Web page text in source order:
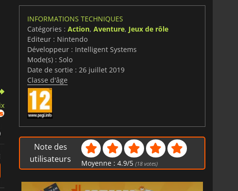
à voir Sothis, la mystérieuse fille invisible pour tous, à part
est développé par Intelligent Systems et Koei Tecmo
INFORMATIONS TECHNIQUES
Catégories : Action, Aventure, Jeux de rôle
Editeur : Nintendo
Développeur : Intelligent Systems
Mode(s) : Solo
Date de sortie : 26 juillet 2019
Classe d'âge
Note des
utilisateurs
Moyenne :4.9/5 (18 votes)